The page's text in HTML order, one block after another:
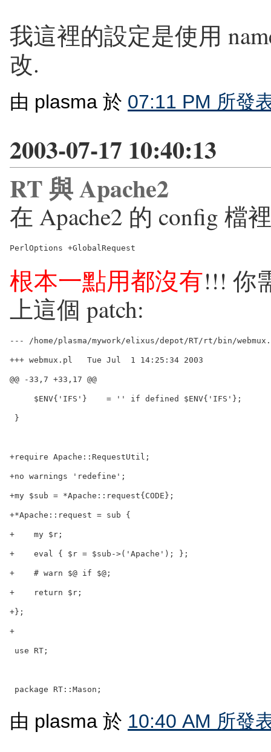
我這裡的設定是使用
改.
由 plasma 於 07:11 PM 所發
2003-07-17 10:40:13
RT 與 Apache2
在 Apache2 的 config 檔
根本一點用都沒有!!! 你
上這個 patch:
--- /home/plasma/mywork/elixus/depot/RT/rt/bin/
+++ webmux.pl   Tue Jul  1 14:25:34 2003
@@ -33,7 +33,17 @@
     $ENV{'IFS'}    = '' if defined $ENV{'IFS'};
}
+require Apache::RequestUtil;
+no warnings 'redefine';
+my $sub = *Apache::request{CODE};
+*Apache::request = sub {
+    my $r;
+    eval { $r = $sub->('Apache'); };
+    # warn $@ if $@;
+    return $r;
+};
+
use RT;
由 plasma 於 10:40 AM 所發